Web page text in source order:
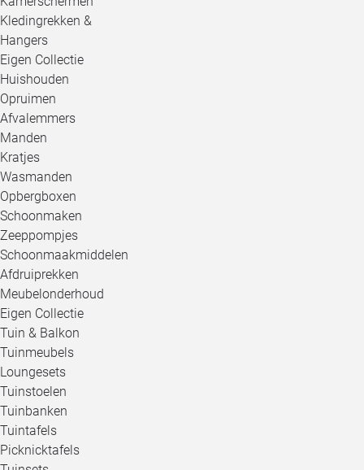
Kledingrekken &
Hangers
Eigen Collectie
Huishouden
Opruimen
Afvalemmers
Manden
Kratjes
Wasmanden
Opbergboxen
Schoonmaken
Zeeppompjes
Schoonmaakmiddelen
Afdruiprekken
Meubelonderhoud
Eigen Collectie
Tuin & Balkon
Tuinmeubels
Loungesets
Tuinstoelen
Tuinbanken
Tuintafels
Picknicktafels